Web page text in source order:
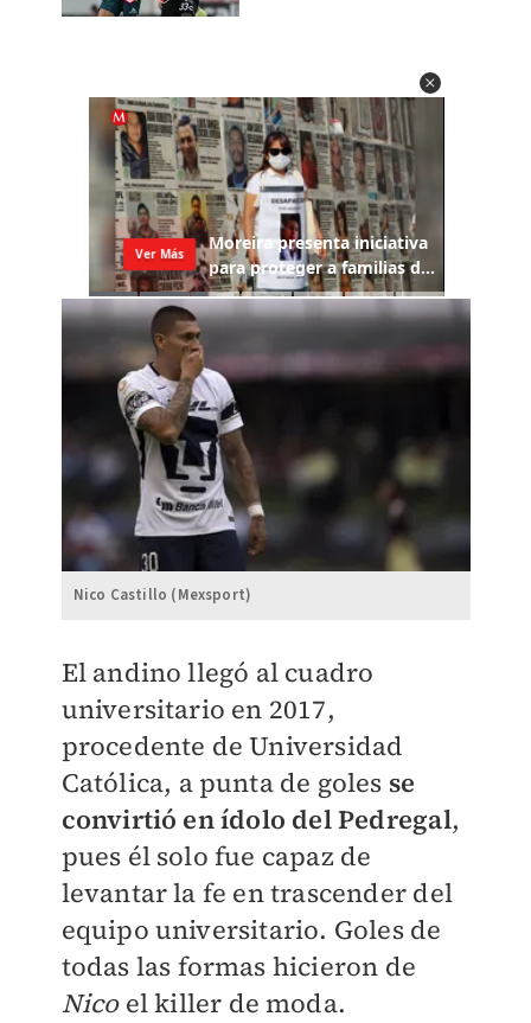
Nico Castillo (Mexsport)
El andino llegó al cuadro
universitario en 2017,
procedente de Universidad
Católica, a punta de goles se
convirtió en ídolo del Pedregal,
pues él solo fue capaz de
levantar la fe en trascender del
equipo universitario. Goles de
todas las formas hicieron de
Nico el killer de moda.